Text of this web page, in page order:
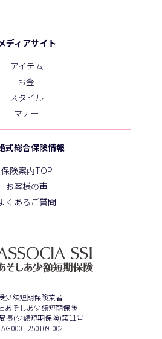
ディアサイト
アイテム
お金
スタイル
マナー
式総合保険情報
保険案内TOP
お客様の声
くあるご質問
少額短期保険業者
あそしあ少額短期保険
長(少額短期保険)第11号
250109-002